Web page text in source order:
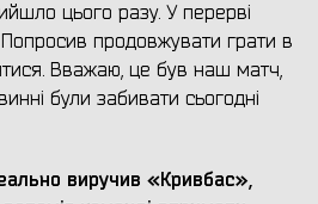
цього разу. У перерві
продовжувати грати в
Вважаю, це був наш матч,
були забивати сьогодні
виручив «Кривбас»,